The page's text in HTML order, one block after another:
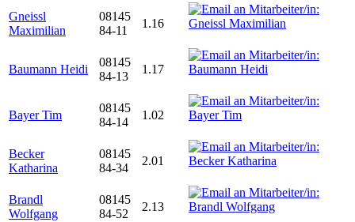
Gneissl
Maximilian
08145
84-11
1.16
Baumann Heidi
08145
84-13
1.17
Bayer Tim
08145
84-14
1.02
Becker
Katharina
08145
84-34
2.01
Brandl
Wolfgang
08145
84-52
2.13